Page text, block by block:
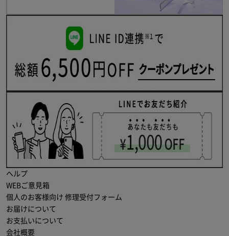
ヘルプ
WEBご意見箱
個人のお客様向け 修理受付フォーム
お届けについて
お支払いについて
会社概要